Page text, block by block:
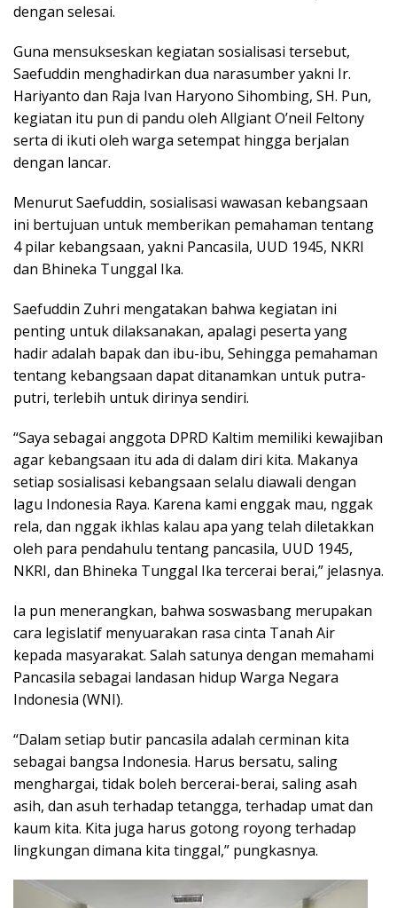
dengan selesai.
Guna mensukseskan kegiatan sosialisasi tersebut,
Saefuddin menghadirkan dua narasumber yakni Ir.
Hariyanto dan Raja Ivan Haryono Sihombing, SH. Pun,
kegiatan itu pun di pandu oleh Allgiant O’neil Feltony
serta di ikuti oleh warga setempat hingga berjalan
dengan lancar.
Menurut Saefuddin, sosialisasi wawasan kebangsaan
ini bertujuan untuk memberikan pemahaman tentang
4 pilar kebangsaan, yakni Pancasila, UUD 1945, NKRI
dan Bhineka Tunggal Ika.
Saefuddin Zuhri mengatakan bahwa kegiatan ini
penting untuk dilaksanakan, apalagi peserta yang
hadir adalah bapak dan ibu-ibu, Sehingga pemahaman
tentang kebangsaan dapat ditanamkan untuk putra-
putri, terlebih untuk dirinya sendiri.
“Saya sebagai anggota DPRD Kaltim memiliki kewajiban
agar kebangsaan itu ada di dalam diri kita. Makanya
setiap sosialisasi kebangsaan selalu diawali dengan
lagu Indonesia Raya. Karena kami enggak mau, nggak
rela, dan nggak ikhlas kalau apa yang telah diletakkan
oleh para pendahulu tentang pancasila, UUD 1945,
NKRI, dan Bhineka Tunggal Ika tercerai berai,” jelasnya.
Ia pun menerangkan, bahwa soswasbang merupakan
cara legislatif menyuarakan rasa cinta Tanah Air
kepada masyarakat. Salah satunya dengan memahami
Pancasila sebagai landasan hidup Warga Negara
Indonesia (WNI).
“Dalam setiap butir pancasila adalah cerminan kita
sebagai bangsa Indonesia. Harus bersatu, saling
menghargai, tidak boleh bercerai-berai, saling asah
asih, dan asuh terhadap tetangga, terhadap umat dan
kaum kita. Kita juga harus gotong royong terhadap
lingkungan dimana kita tinggal,” pungkasnya.